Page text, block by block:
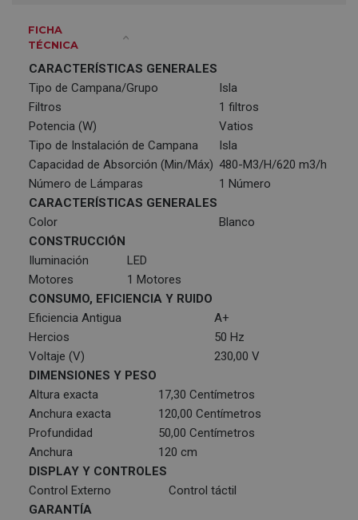
FICHA
TÉCNICA
CARACTERÍSTICAS GENERALES
Tipo de Campana/Grupo
Isla
Filtros
1 filtros
Potencia (W)
Vatios
Tipo de Instalación de Campana
Isla
Capacidad de Absorción (Min/Máx) 480-M3/H/620 m3/h
Número de Lámparas
1 Número
CARACTERÍSTICAS GENERALES
Color
Blanco
CONSTRUCCIÓN
Iluminación
LED
Motores
1 Motores
CONSUMO, EFICIENCIA Y RUIDO
Eficiencia Antigua
A+
Hercios
50 Hz
Voltaje (V)
230,00 V
DIMENSIONES Y PESO
Altura exacta
17,30 Centímetros
Anchura exacta
120,00 Centímetros
Profundidad
50,00 Centímetros
Anchura
120 cm
DISPLAY Y CONTROLES
Control Externo
Control táctil
GARANTÍA